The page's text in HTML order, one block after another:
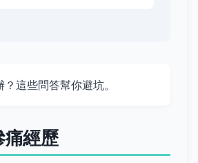
這些問答幫你避坑。
痛經歷